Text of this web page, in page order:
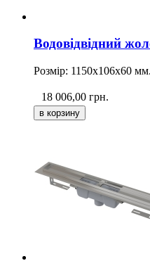
Водовідвідний
Розмір: 1150х106х60 мм.
18 006,00 грн.